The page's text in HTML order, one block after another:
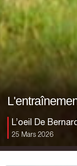
L’oeil De
25 Mars 2026